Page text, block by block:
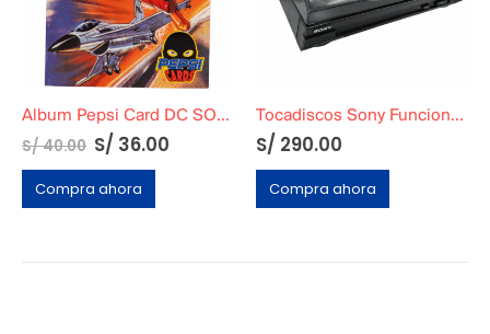
Album Pepsi Card DC SOLO ÁLBUM
S/40.00 S/ 36.00
Compra ahora
Tocadiscos Sony Funcional Original
S/ 290.00
Compra ahora